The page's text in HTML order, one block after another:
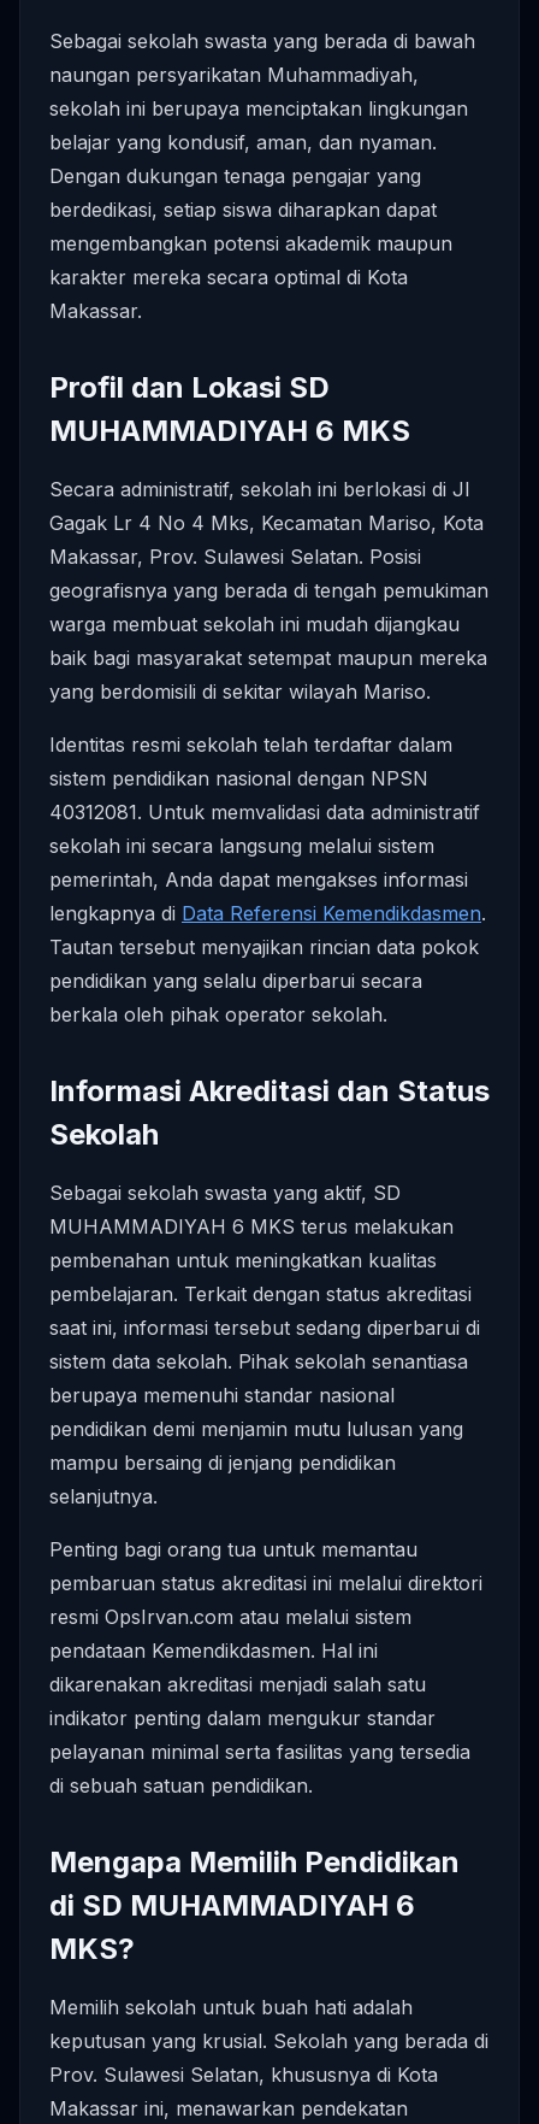
Sebagai sekolah swasta yang berada di bawah
naungan persyarikatan Muhammadiyah,
sekolah ini berupaya menciptakan lingkungan
belajar yang kondusif, aman, dan nyaman.
Dengan dukungan tenaga pengajar yang
berdedikasi, setiap siswa diharapkan dapat
mengembangkan potensi akademik maupun
karakter mereka secara optimal di Kota
Makassar.
Profil dan Lokasi SD
MUHAMMADIYAH 6 MKS
Secara administratif, sekolah ini berlokasi di Jl
Gagak Lr 4 No 4 Mks, Kecamatan Mariso, Kota
Makassar, Prov. Sulawesi Selatan. Posisi
geografisnya yang berada di tengah pemukiman
warga membuat sekolah ini mudah dijangkau
baik bagi masyarakat setempat maupun mereka
yang berdomisili di sekitar wilayah Mariso.
Identitas resmi sekolah telah terdaftar dalam
sistem pendidikan nasional dengan NPSN
40312081. Untuk memvalidasi data administratif
sekolah ini secara langsung melalui sistem
pemerintah, Anda dapat mengakses informasi
lengkapnya di Data Referensi Kemendikdasmen.
Tautan tersebut menyajikan rincian data pokok
pendidikan yang selalu diperbarui secara
berkala oleh pihak operator sekolah.
Informasi Akreditasi dan Status
Sekolah
Sebagai sekolah swasta yang aktif, SD
MUHAMMADIYAH 6 MKS terus melakukan
pembenahan untuk meningkatkan kualitas
pembelajaran. Terkait dengan status akreditasi
saat ini, informasi tersebut sedang diperbarui di
sistem data sekolah. Pihak sekolah senantiasa
berupaya memenuhi standar nasional
pendidikan demi menjamin mutu lulusan yang
mampu bersaing di jenjang pendidikan
selanjutnya.
Penting bagi orang tua untuk memantau
pembaruan status akreditasi ini melalui direktori
resmi OpsIrvan.com atau melalui sistem
pendataan Kemendikdasmen. Hal ini
dikarenakan akreditasi menjadi salah satu
indikator penting dalam mengukur standar
pelayanan minimal serta fasilitas yang tersedia
di sebuah satuan pendidikan.
Mengapa Memilih Pendidikan
di SD MUHAMMADIYAH 6
MKS?
Memilih sekolah untuk buah hati adalah
keputusan yang krusial. Sekolah yang berada di
Prov. Sulawesi Selatan, khususnya di Kota
Makassar ini, menawarkan pendekatan